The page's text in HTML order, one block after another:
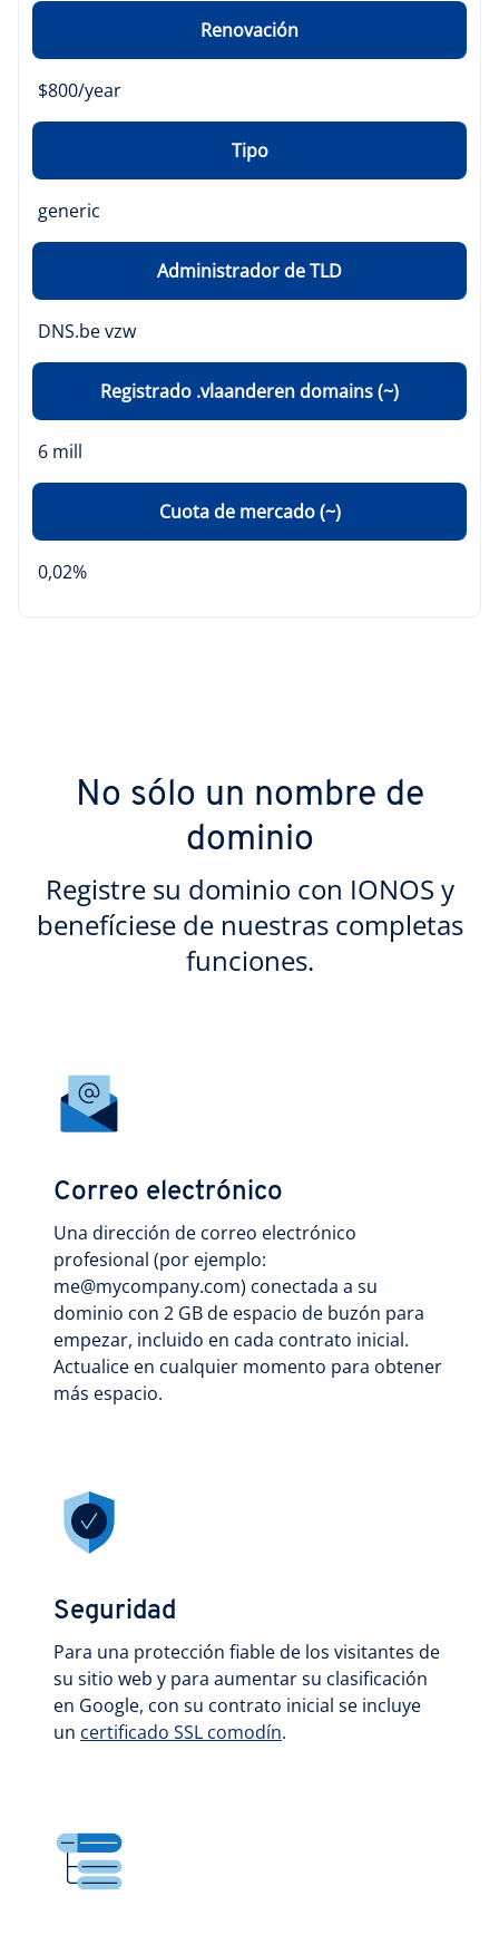
Renovación
$800/year
Tipo
generic
Administrador de TLD
DNS.be vzw
Registrado .vlaanderen domains (~)
6 mill
Cuota de mercado (~)
0,02%
No sólo un nombre de
dominio
Registre su dominio con IONOS y
benefíciese de nuestras completas
funciones.
Correo electrónico
Una dirección de correo electrónico
profesional (por ejemplo:
me@mycompany.com) conectada a su
dominio con 2 GB de espacio de buzón para
empezar, incluido en cada contrato inicial.
Actualice en cualquier momento para obtener
más espacio.
Seguridad
Para una protección fiable de los visitantes de
su sitio web y para aumentar su clasificación
en Google, con su contrato inicial se incluye
un certificado SSL comodín.